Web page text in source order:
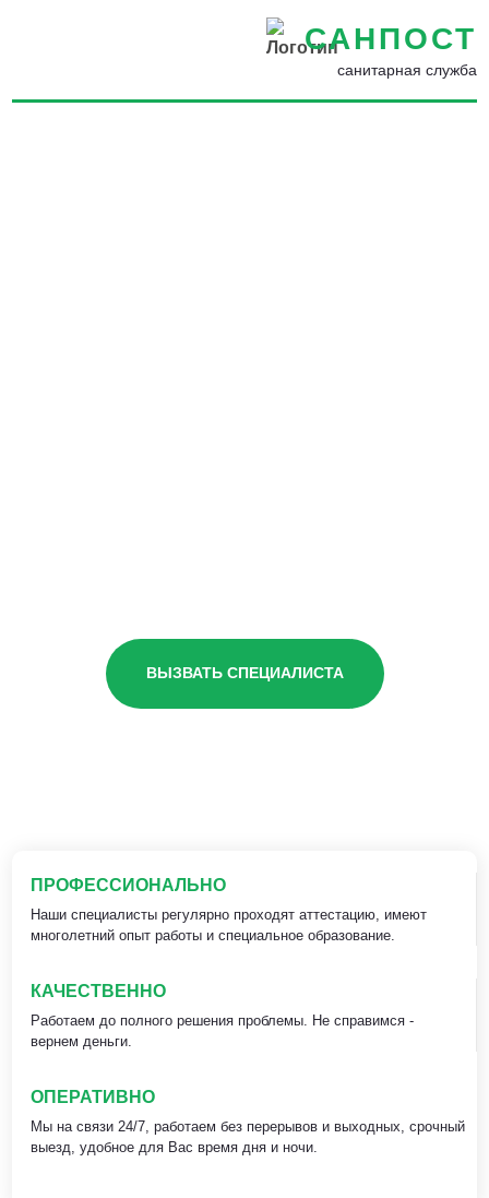
САНПОСТ
санитарная служба
ВЫЗВАТЬ СПЕЦИАЛИСТА
ПРОФЕССИОНАЛЬНО
Наши специалисты регулярно проходят аттестацию, имеют
многолетний опыт работы и специальное образование.
КАЧЕСТВЕННО
Работаем до полного решения проблемы. Не справимся -
вернем деньги.
ОПЕРАТИВНО
Мы на связи 24/7, работаем без перерывов и выходных, срочный
выезд, удобное для Вас время дня и ночи.